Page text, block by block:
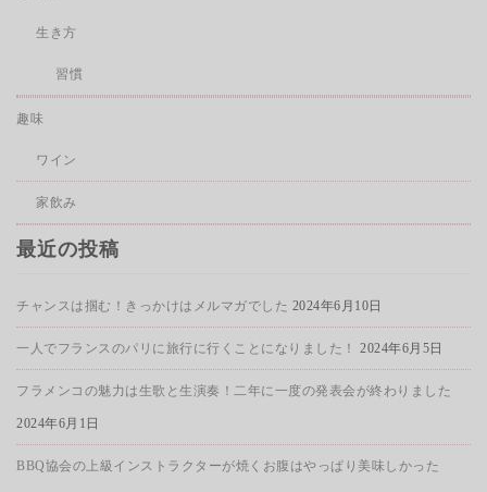
生き方
習慣
趣味
ワイン
家飲み
最近の投稿
チャンスは掴む！きっかけはメルマガでした 2024年6月10日
一人でフランスのパリに旅行に行くことになりました！ 2024年6月5日
フラメンコの魅力は生歌と生演奏！二年に一度の発表会が終わりました
2024年6月1日
BBQ協会の上級インストラクターが焼くお腹はやっぱり美味しかった